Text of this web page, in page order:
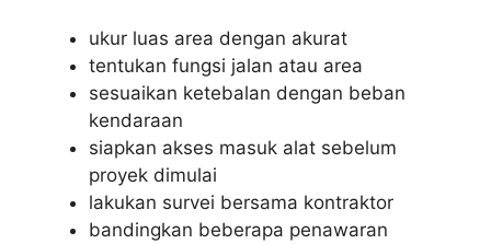
ukur luas area dengan akurat
tentukan fungsi jalan atau area
sesuaikan ketebalan dengan beban
kendaraan
siapkan akses masuk alat sebelum
proyek dimulai
lakukan survei bersama kontraktor
bandingkan beberapa penawaran